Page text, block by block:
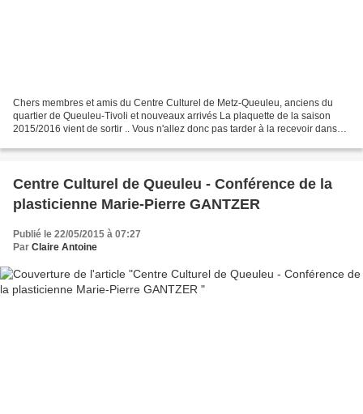
Chers membres et amis du Centre Culturel de Metz-Queuleu, anciens du
quartier de Queuleu-Tivoli et nouveaux arrivés La plaquette de la saison
2015/2016 vient de sortir .. Vous n'allez donc pas tarder à la recevoir dans
Centre Culturel de Queuleu - Conférence de la
plasticienne Marie-Pierre GANTZER
Publié le 22/05/2015 à 07:27
Par Claire Antoine